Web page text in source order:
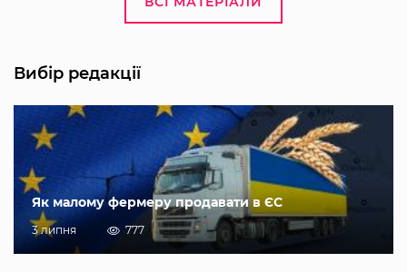
Вибір редакції
Як малому фермеру продавати в ЄС
3 липня 777